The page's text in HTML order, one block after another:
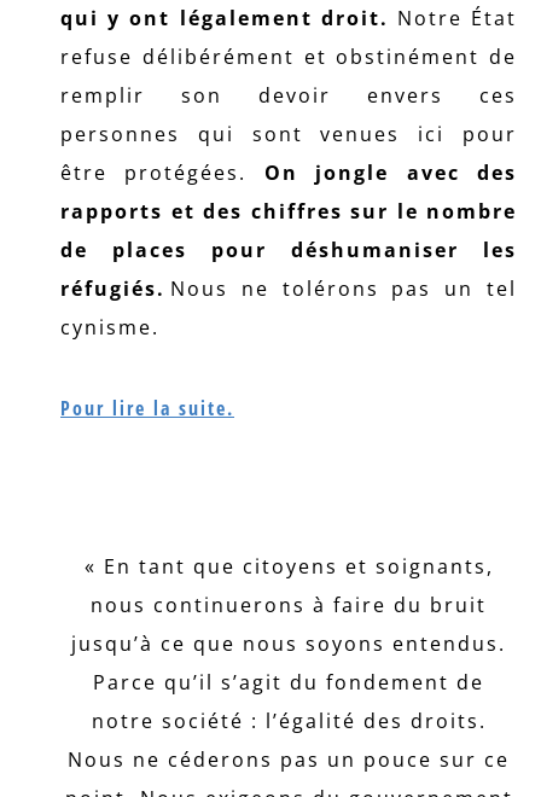
qui y ont légalement droit. Notre État
refuse délibérément et obstinément de
remplir son devoir envers ces
personnes qui sont venues ici pour
être protégées. On jongle avec des
rapports et des chiffres sur le nombre
de places pour déshumaniser les
réfugiés. Nous ne tolérons pas un tel
cynisme.
Pour lire la suite.
« En tant que citoyens et soignants,
nous continuerons à faire du bruit
jusqu’à ce que nous soyons entendus.
Parce qu’il s’agit du fondement de
notre société : l’égalité des droits.
Nous ne céderons pas un pouce sur ce